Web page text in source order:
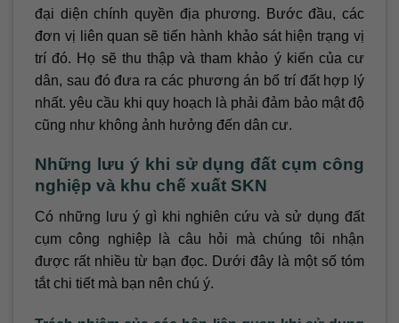
đại diện chính quyền địa phương. Bước đầu, các
đơn vị liên quan sẽ tiến hành khảo sát hiện trạng vị
trí đó. Họ sẽ thu thập và tham khảo ý kiến ​​của cư
dân, sau đó đưa ra các phương án bố trí đất hợp lý
nhất. yêu cầu khi quy hoạch là phải đảm bảo mật độ
cũng như không ảnh hưởng đến dân cư.
Những lưu ý khi sử dụng đất cụm công
nghiệp và khu chế xuất SKN
Có những lưu ý gì khi nghiên cứu và sử dụng đất
cụm công nghiệp là câu hỏi mà chúng tôi nhận
được rất nhiều từ bạn đọc. Dưới đây là một số tóm
tắt chi tiết mà bạn nên chú ý.